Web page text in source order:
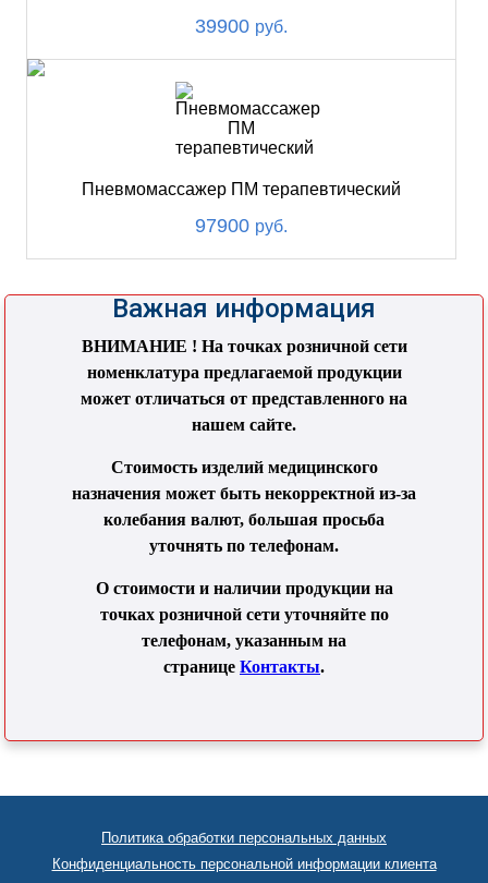
39900 руб.
Пневмомассажер ПМ терапевтический
97900 руб.
Важная информация
ВНИМАНИЕ ! На точках розничной сети
номенклатура предлагаемой продукции
может отличаться от представленного на
нашем сайте.
Стоимость изделий медицинского
назначения может быть некорректной из-за
колебания валют, большая просьба
уточнять по телефонам.
О стоимости и наличии продукции на
точках розничной сети уточняйте по
телефонам, указанным на
странице Контакты.
Политика обработки персональных данных
Конфиденциальность персональной информации клиента